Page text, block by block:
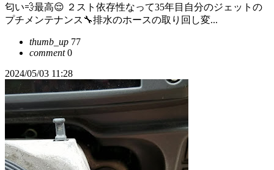
匂い💨最高😌 ２スト依存性なって35年目自分のジェットの
プチメンテナンス🔧排水のホースの取り回し変...
thumb_up 77
comment0
2024/05/03 11:28